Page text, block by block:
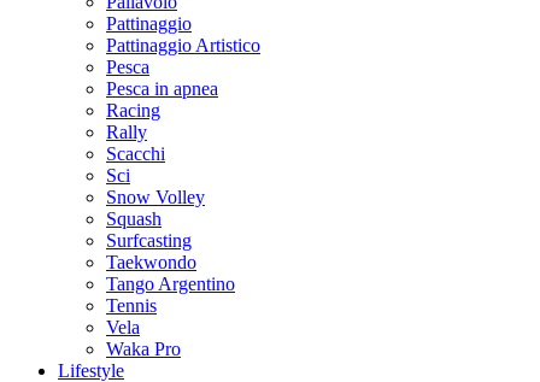
Pattinaggio
Pattinaggio Artistico
Pesca
Pesca in apnea
Racing
Rally
Scacchi
Sci
Snow Volley
Squash
Surfcasting
Taekwondo
Tango Argentino
Tennis
Vela
Waka Pro
Lifestyle